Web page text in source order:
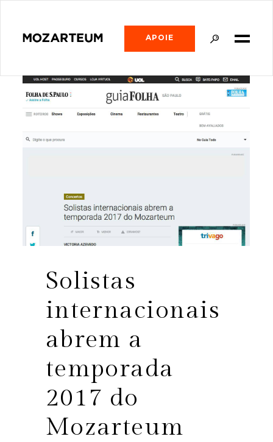
APOIE
Solistas
internacionais
abrem a
temporada
2017 do
Mozarteum